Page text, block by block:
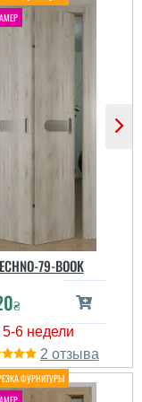
читати всі відгуки
Лариса
соотношение
качества, очень
79-BOOK
₴
2